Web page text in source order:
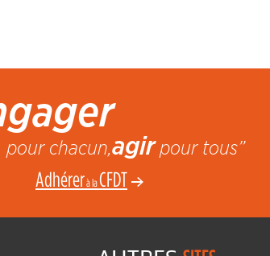
pour chacun,agirpour tous”
Adhérerà laCFDT